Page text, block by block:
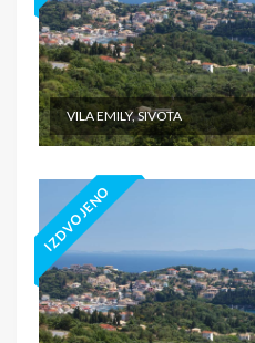
VILA EMILY, SIVOTA
IZDVOJENO